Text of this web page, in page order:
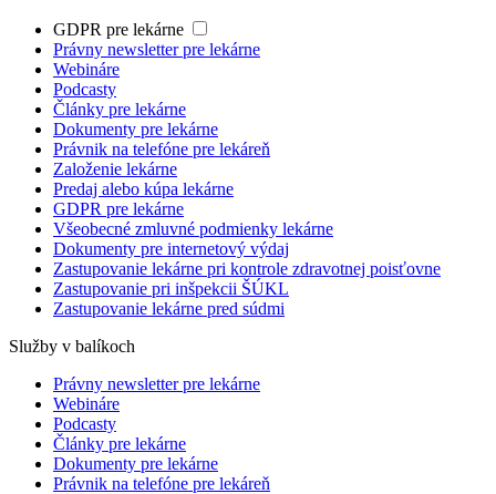
GDPR pre lekárne
Právny newsletter pre lekárne
Webináre
Podcasty
Články pre lekárne
Dokumenty pre lekárne
Právnik na telefóne pre lekáreň
Založenie lekárne
Predaj alebo kúpa lekárne
GDPR pre lekárne
Všeobecné zmluvné podmienky lekárne
Dokumenty pre internetový výdaj
Zastupovanie lekárne pri kontrole zdravotnej poisťovne
Zastupovanie pri inšpekcii ŠÚKL
Zastupovanie lekárne pred súdmi
Služby v balíkoch
Právny newsletter pre lekárne
Webináre
Podcasty
Články pre lekárne
Dokumenty pre lekárne
Právnik na telefóne pre lekáreň